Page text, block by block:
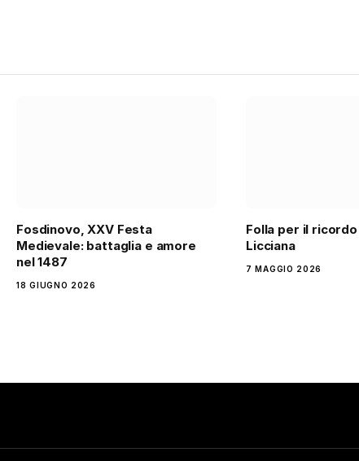
Fosdinovo, XXV Festa
Medievale: battaglia e amore
nel 1487
18 GIUGNO 2026
Folla per il
Licciana
7 MAGGIO 2026